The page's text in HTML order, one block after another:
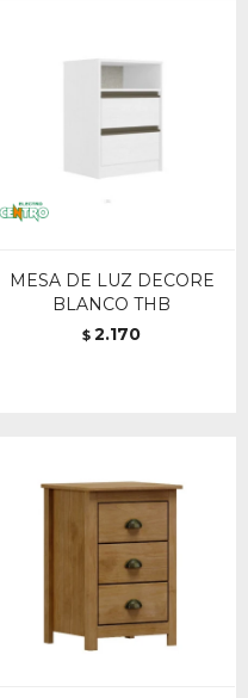
MESA DE LUZ DECORE
BLANCO THB
$ 2.170